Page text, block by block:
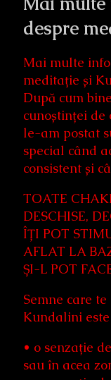
despre
Mai multe
meditație și
După cum
cunoștinței
le-am postat
special când
consistent și
TOATE
DESCHISE,
ÎȚI POT
AFLAT LA
ȘI-L POT
Semne care
Kundalini este
• o senzație
sau în acea